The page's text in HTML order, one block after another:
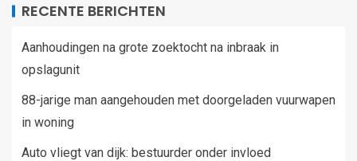
RECENTE BERICHTEN
Aanhoudingen na grote zoektocht na inbraak in
opslagunit
88-jarige man aangehouden met doorgeladen vuurwapen
in woning
Auto vliegt van dijk: bestuurder onder invloed